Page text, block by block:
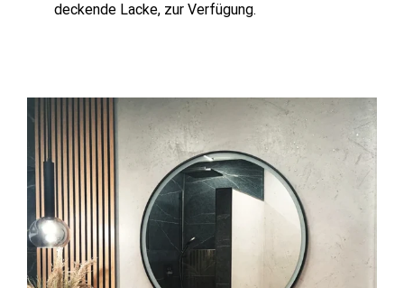
deckende Lacke, zur Verfügung.